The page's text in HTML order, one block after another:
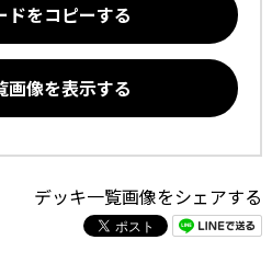
ドをコピーする
画像を表示する
デッキ一覧画像をシェアする